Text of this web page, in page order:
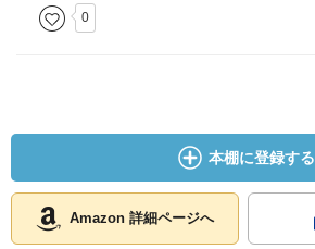
0
本棚に登録する
Amazon 詳細ページへ